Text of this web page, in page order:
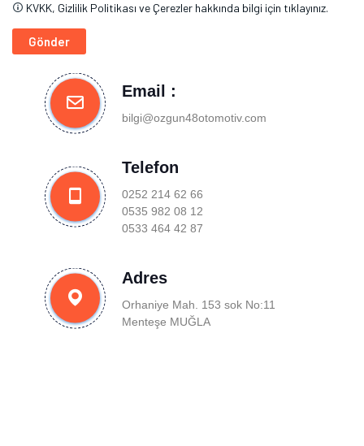
KVKK, Gizlilik Politikası ve Çerezler hakkında bilgi için tıklayınız.
Gönder
Email :
bilgi@ozgun48otomotiv.com
Telefon
0252 214 62 66
0535 982 08 12
0533 464 42 87
Adres
Orhaniye Mah. 153 sok No:11
Menteşe MUĞLA